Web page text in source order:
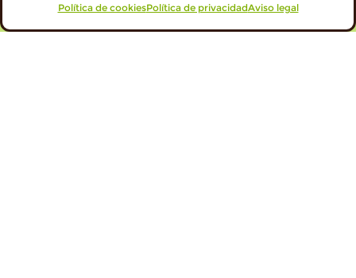
Política de cookiesPolítica de privacidadAviso legal
VISITA PROFESIONALES